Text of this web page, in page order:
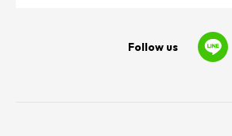
Follow us